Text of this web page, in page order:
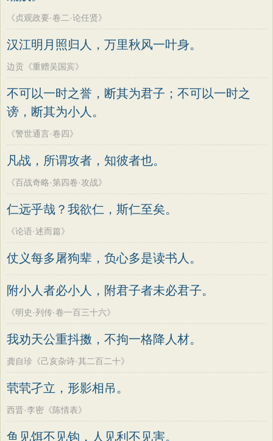
《贞观政要·卷二·论任贤》
汉江明月照归人，万里秋风一叶身。
边贡《重赠吴国宾》
不可以一时之誉，断其为君子；不可以一时之
谤，断其为小人。
《警世通言·卷四》
凡战，所谓攻者，知彼者也。
《百战奇略·第四卷·攻战》
仁远乎哉？我欲仁，斯仁至矣。
《论语·述而篇》
仗义每多屠狗辈，负心多是读书人。
附小人者必小人，附君子者未必君子。
《明史·列传·卷一百三十六》
我劝天公重抖擞，不拘一格降人材。
龚自珍《己亥杂诗·其二百二十》
茕茕孑立，形影相吊。
西晋·李密《陈情表》
鱼见饵不见钩，人见利不见害。